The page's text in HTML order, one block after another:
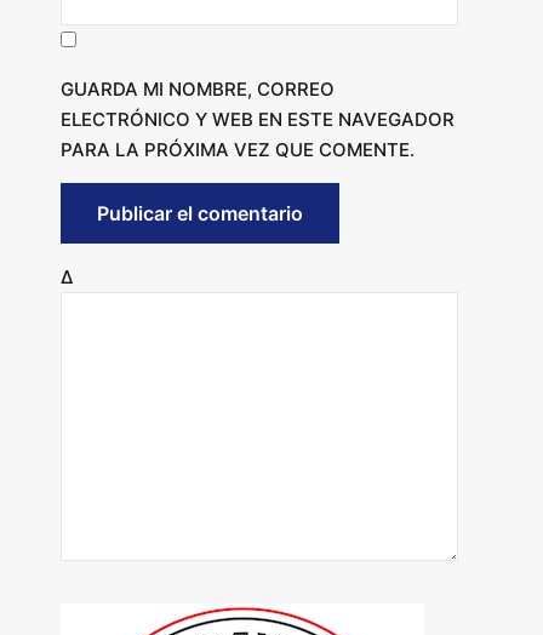
GUARDA MI NOMBRE, CORREO
ELECTRÓNICO Y WEB EN ESTE NAVEGADOR
PARA LA PRÓXIMA VEZ QUE COMENTE.
Δ